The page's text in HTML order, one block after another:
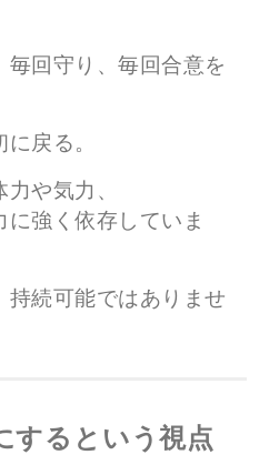
回守り、毎回合意を
戻る。
や気力、
強く依存していま
持続可能ではありませ
するという視点